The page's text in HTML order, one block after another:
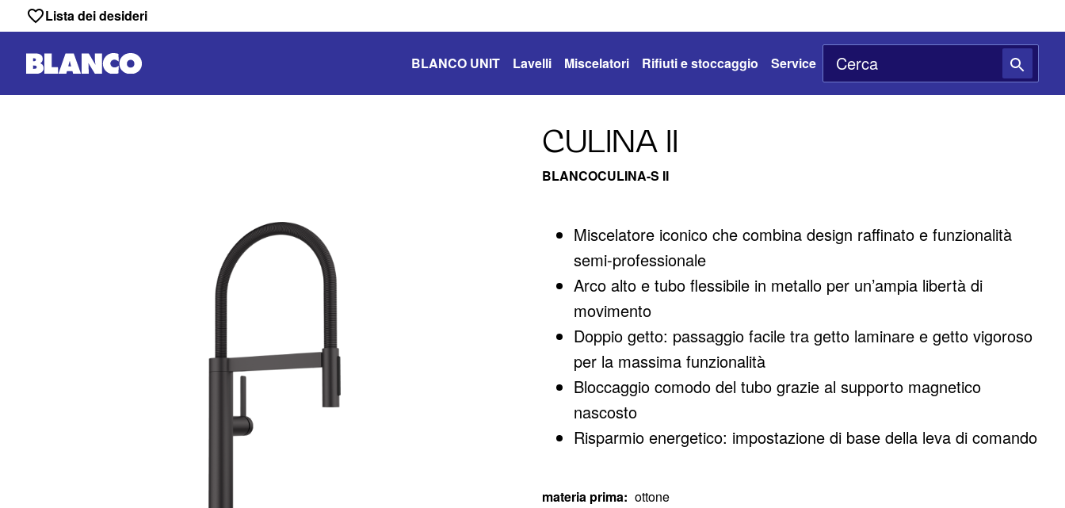
Lista dei desideri
BLANCO UNIT Lavelli Miscelatori Rifiuti e stoccaggio Service
CULINA II
BLANCOCULINA-S II
Miscelatore iconico che combina design raffinato e funzionalità
semi-professionale
Arco alto e tubo flessibile in metallo per un’ampia libertà di
movimento
Doppio getto: passaggio facile tra getto laminare e getto vigoroso
per la massima funzionalità
Bloccaggio comodo del tubo grazie al supporto magnetico
nascosto
Risparmio energetico: impostazione di base della leva di comando
Disponibile in diverse finiture eleganti
materia prima: ottone